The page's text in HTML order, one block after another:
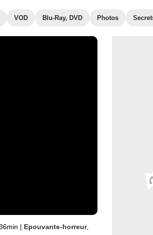
VOD Blu-Ray, DVD Photos
| Epouvante-horreur,